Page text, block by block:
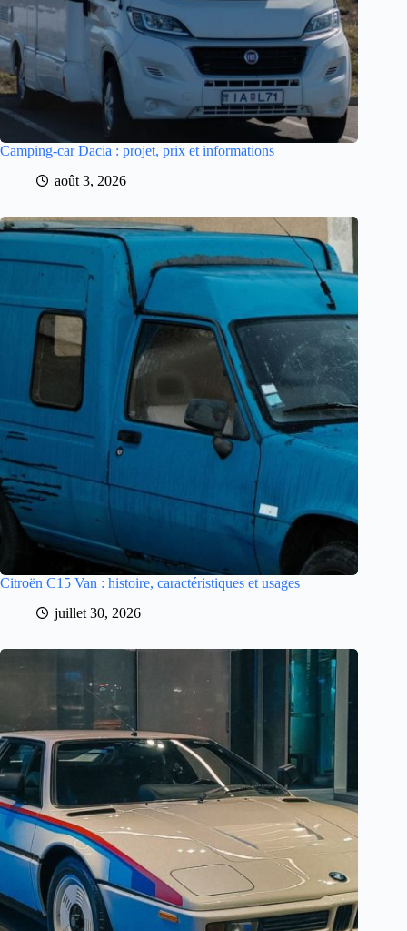
Camping-car Dacia : projet, prix et informations
août 3, 2026
Citroën C15 Van : histoire, caractéristiques et usages
juillet 30, 2026